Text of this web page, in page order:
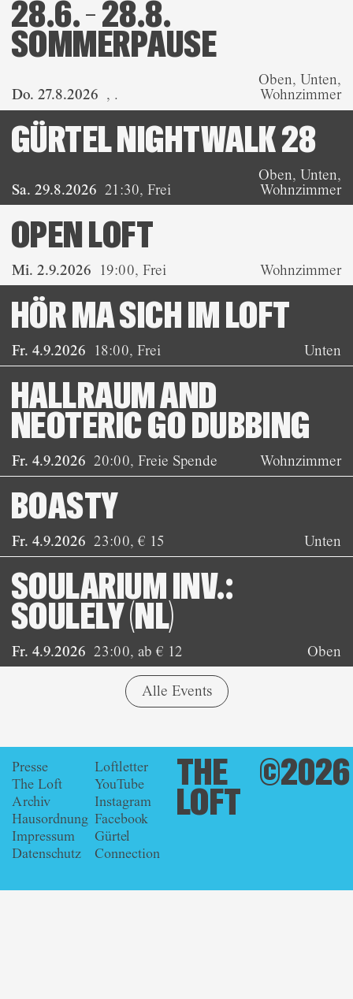
Do. 27.8.2026 , .
28.6. – 28.8.
SOMMERPAUSE
Oben, Unten,
Wohnzimmer
Sa. 29.8.2026 21:30,Frei
GÜRTEL NIGHTWALK 28
Oben, Unten,
Wohnzimmer
Mi. 2.9.2026 19:00,Frei
OPEN LOFT
Wohnzimmer
Fr. 4.9.2026 18:00,Frei
HÖR MA SICH IM LOFT
Unten
Fr. 4.9.2026 20:00,Freie Spende
HALLRAUM AND
NEOTERIC GO DUBBING
Wohnzimmer
Fr. 4.9.2026 23:00,€ 15
BOASTY
Unten
Fr. 4.9.2026 23:00, ab € 12
SOULARIUM INV.:
SOULELY (NL)
Oben
Alle Events
THE
LOFT
Presse
The Loft
Archiv
Hausordnung
Impressum
Datenschutz
Loftletter
YouTube
Instagram
Facebook
Gürtel
Connection
©2026